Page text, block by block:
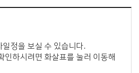
일정을 보실 수 있습니다.
인하시려면 화살표를 눌러 이동해